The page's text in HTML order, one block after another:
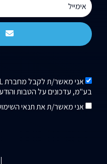
אני מאשר/ת את תנאי
בע"מ, עדכונים על הטבות